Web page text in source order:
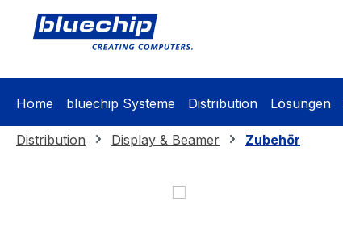
Zur Hauptnavigation springen
Home bluechip Systeme Distribution Lösungen
Distribution Display & Beamer Zubehör
Bildergalerie überspringen